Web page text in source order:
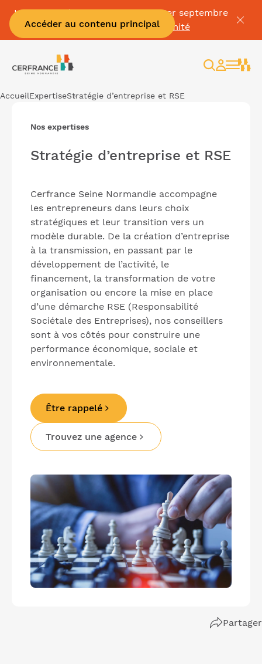
Accéder au contenu principal
La Facture électronique c'est le 1er septembre
👉Mettez vous en conformité
Rechercher
Espace
AccueilExpertiseStratégie d’entreprise et RSE
Nos expertises
Stratégie d’entreprise et RSE
Cerfrance Seine Normandie accompagne
les entrepreneurs dans leurs choix
stratégiques et leur transition vers un
modèle durable. De la création d’entreprise
à la transmission, en passant par le
développement de l’activité, le
financement, la transformation de votre
organisation ou encore la mise en place
d’une démarche RSE (Responsabilité
Sociétale des Entreprises), nos conseillers
sont à vos côtés pour construire une
performance économique, sociale et
environnementale.
Être rappelé
Trouvez une agence
Partager